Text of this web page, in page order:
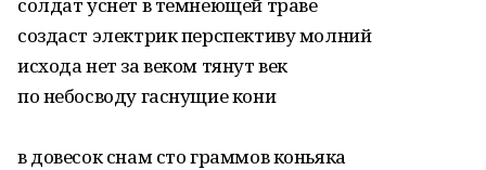
создаст электрик перспективу молний
исхода нет за веком тянут век
по небосводу гаснущие кони
в довесок снам сто граммов коньяка